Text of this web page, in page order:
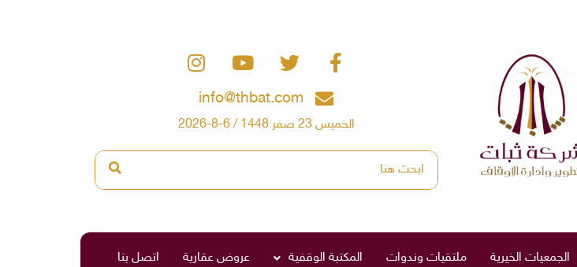
ادارة الأوقاف صناديق العائلة
info@thbat.com
الخميس 23 صفر 1448 / 6-8-2026
الجمعيات الخيرية ملتقيات وندوات المكتبة الوقفية عروض عقارية اتصل بنا